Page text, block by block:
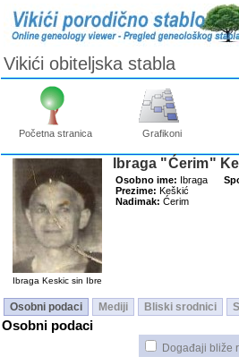
Vikići obiteljska stabla
Početna stranica Grafikoni
Ibraga Keskic sin Ibre
Ibraga "Ćerim"
Osobno ime: Ibraga
Prezime: Keškić
Nadimak: Ćerim
Osobni podaci Mediji Bliski srodnici
Osobni podaci
Događaji bliže